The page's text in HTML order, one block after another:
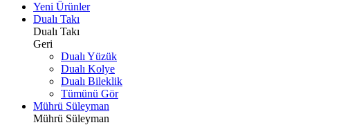
Yeni Ürünler
Dualı Takı
Dualı Takı
Geri
Dualı Yüzük
Dualı Kolye
Dualı Bileklik
Tümünü Gör
Mührü Süleyman
Mührü Süleyman